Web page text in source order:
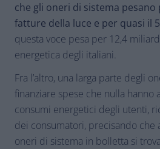
che gli oneri di sistema pesano
fatture della luce e per quasi il
questa voce pesa per 12,4
energetica degli italiani.
Fra l’altro, una larga parte degli
finanziare spese che nulla hanno
consumi energetici degli utenti,
dei consumatori, precisando che
oneri di sistema in bolletta si